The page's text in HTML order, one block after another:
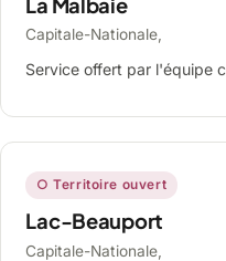
Capitale-Nationale,
Service offert par l'équipe
○ Territoire ouvert
Lac-Beauport
Capitale-Nationale,